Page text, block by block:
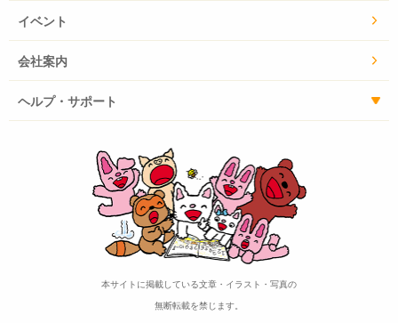
イベント
会社案内
ヘルプ・サポート
本サイトに掲載している文章・イラスト・写真の
無断転載を禁じます。